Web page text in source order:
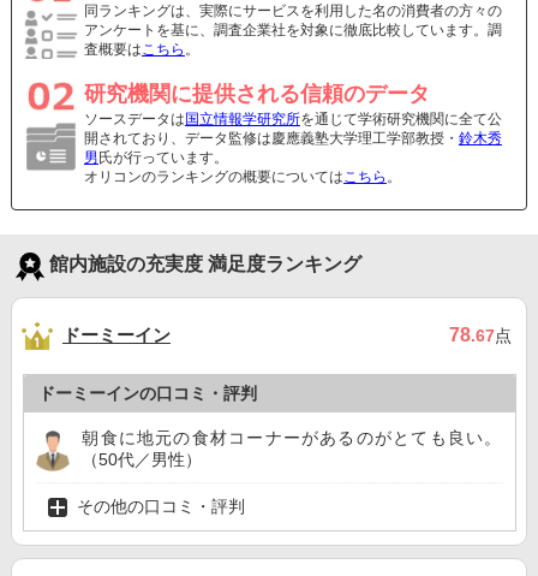
同ランキングは、実際にサービスを利用した名の消費者の方々の
アンケートを基に、調査企業社を対象に徹底比較しています。調
査概要はこちら 。
研究機関に提供される信頼のデータ
ソースデータは 国立情報学研究所を通じて学術研究機関に全て公
開されており、データ監修は慶應義塾大学理工学部教授・ 鈴木秀
男 氏が行っています。
オリコンのランキングの概要についてはこちら 。
館内施設の充実度 満足度ランキング
ドーミーイン 78.67点
ドーミーインの口コミ・評判
朝食に地元の食材コーナーがあるのがとても良い。
（50代／男性）
その他の口コミ・評判